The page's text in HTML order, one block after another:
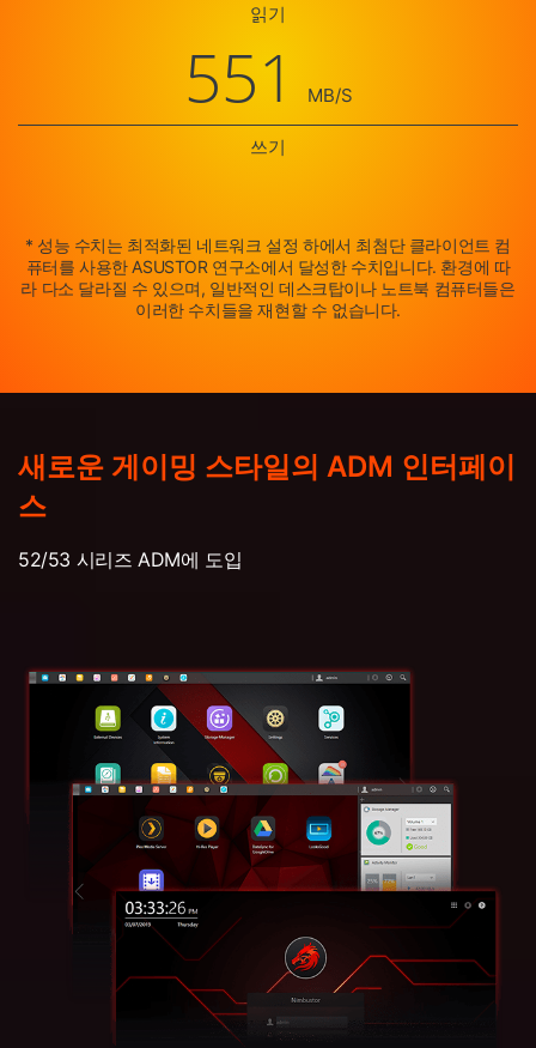
읽기
551 MB/S
쓰기
* 성능 수치는 최적화된 네트워크 설정 하에서 최첨단 클라이언트 컴
퓨터를 사용한 ASUSTOR 연구소에서 달성한 수치입니다. 환경에 따
라 다소 달라질 수 있으며, 일반적인 데스크탑이나 노트북 컴퓨터들은
이러한 수치들을 재현할 수 없습니다.
새로운 게이밍 스타일의 ADM 인터페이
스
52/53 시리즈 ADM에 도입